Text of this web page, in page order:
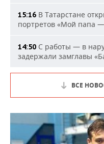
15:16 В Татарстане
портретов «Мой папа
14:50 С работы — в
задержали замглавы
ВСЕ